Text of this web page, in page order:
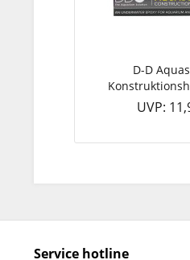
D-D
UVP:
Service hotline